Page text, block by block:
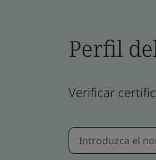
Perfil
Verificar